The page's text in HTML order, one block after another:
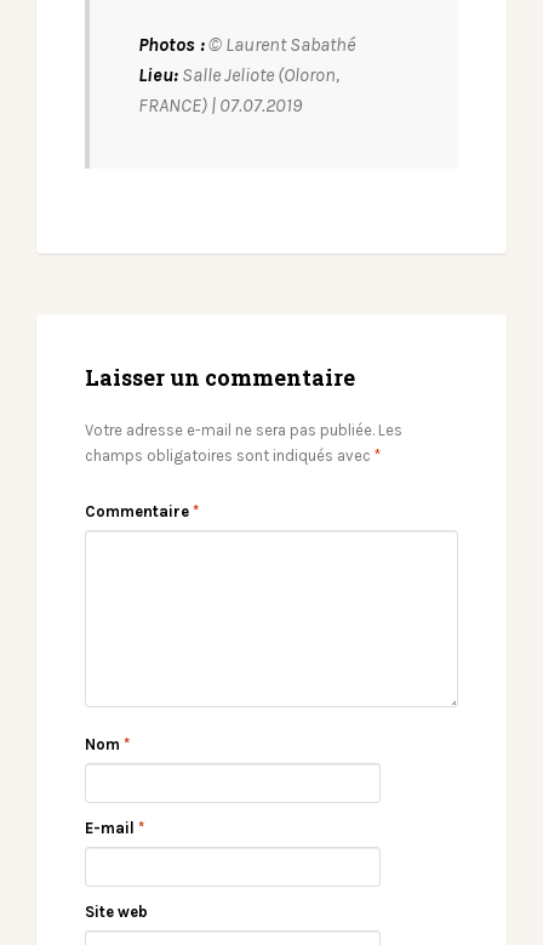
Photos :© Laurent Sabathé
Lieu: Salle Jeliote (Oloron,
FRANCE) | 07.07.2019
Laisser un commentaire
Votre adresse e-mail ne sera pas publiée. Les
champs obligatoires sont indiqués avec *
Commentaire *
Nom *
E-mail *
Site web